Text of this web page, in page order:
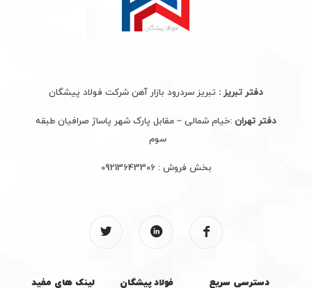
دفتر تبریز : تبریز سردرود بازار آهن شرکت فولاد پیشگان
دفتر تهران :خیام شمالی – مقابل پارک شهر پاساژ صرافیان طبقه
سوم
بخش فروش :09213643306
دسترسی سریع فولاد پیشگان لینک های مفید